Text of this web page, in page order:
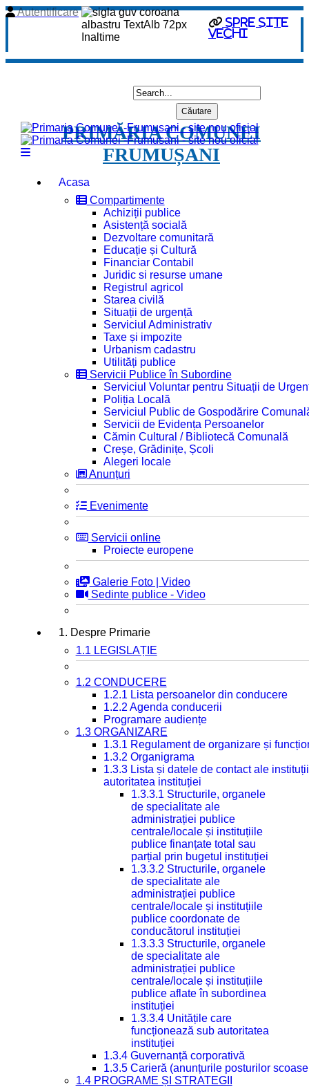
spre site
vechi
Autentificare
PRIMĂRIA COMUNEI
FRUMUȘANI
Acasa
Compartimente
Achiziții publice
Asistență socială
Dezvoltare comunitară
Educație și Cultură
Financiar Contabil
Juridic si resurse umane
Registrul agricol
Starea civilă
Situații de urgență
Serviciul Administrativ
Taxe și impozite
Urbanism cadastru
Utilități publice
Servicii Publice în Subordine
Serviciul Voluntar pentru Situații de
Poliția Locală
Serviciul Public de Gospodărire
Servicii de Evidența Persoanelor
Cămin Cultural / Bibliotecă Comunală
Creșe, Grădinițe, Școli
Alegeri locale
Anunțuri
Evenimente
Servicii online
Proiecte europene
Galerie Foto | Video
Sedinte publice - Video
1. Despre Primarie
1.1 LEGISLAȚIE
1.2 CONDUCERE
1.2.1 Lista persoanelor din conducere
1.2.2 Agenda conducerii
Programare audiențe
1.3 ORGANIZARE
1.3.1 Regulament de organizare și
1.3.2 Organigrama
1.3.3 Lista și datele de contact ale
autoritatea instituției
1.3.3.1 Structurile, organele
de specialitate ale
administrației publice
centrale/locale și instituțiile
publice finanțate total sau
parțial prin bugetul instituției
1.3.3.2 Structurile, organele
de specialitate ale
administrației publice
centrale/locale și instituțiile
publice coordonate de
conducătorul instituției
1.3.3.3 Structurile, organele
de specialitate ale
administrației publice
centrale/locale și instituțiile
publice aflate în subordinea
instituției
1.3.3.4 Unitățile care
funcționează sub autoritatea
instituției
1.3.4 Guvernanță corporativă
1.3.5 Carieră (anunțurile posturilor
1.4 PROGRAME ȘI STRATEGII